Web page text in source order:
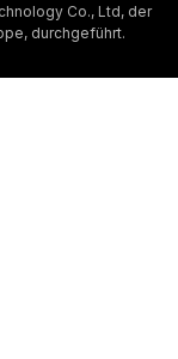
Co., Ltd, der
durchgeführt.